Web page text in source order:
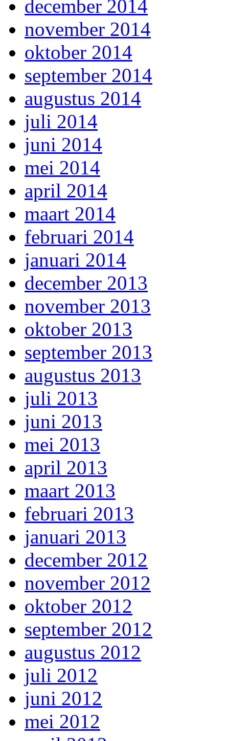
december 2014
november 2014
oktober 2014
september 2014
augustus 2014
juli 2014
juni 2014
mei 2014
april 2014
maart 2014
februari 2014
januari 2014
december 2013
november 2013
oktober 2013
september 2013
augustus 2013
juli 2013
juni 2013
mei 2013
april 2013
maart 2013
februari 2013
januari 2013
december 2012
november 2012
oktober 2012
september 2012
augustus 2012
juli 2012
juni 2012
mei 2012